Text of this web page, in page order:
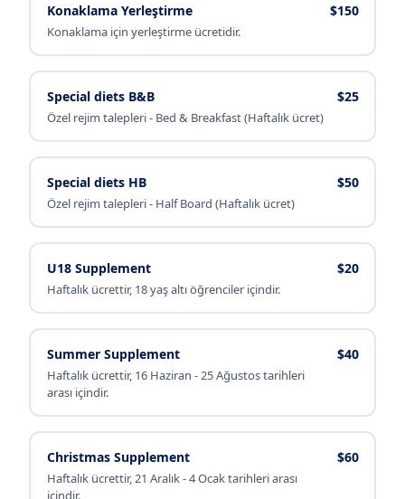
Konaklama Yerleştirme
Konaklama için yerleştirme ücretidir.
$150
Special diets B&B
Özel rejim talepleri - Bed & Breakfast (Haftalık ücret)
$25
Special diets HB
Özel rejim talepleri - Half Board (Haftalık ücret)
$50
U18 Supplement
Haftalık ücrettir, 18 yaş altı öğrenciler içindir.
$20
Summer Supplement
Haftalık ücrettir, 16 Haziran - 25 Ağustos tarihleri
arası içindir.
$40
Christmas Supplement
Haftalık ücrettir, 21 Aralık - 4 Ocak tarihleri arası
içindir.
$60